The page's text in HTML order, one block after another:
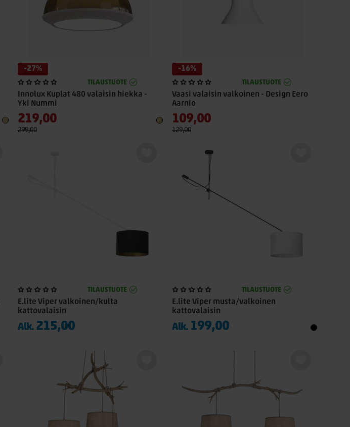
-27%
TILAUSTUOTE
Innolux Kuplat 480 valaisin hiekka -
Yki Nummi
219,00
299,00
-16%
TILAUSTUOTE
Vaasi valaisin valkoinen - Design Eero
Aarnio
109,00
129,00
TILAUSTUOTE
E.lite Viper valkoinen/kulta
kattovalaisin
Alk. 215,00
TILAUSTUOTE
E.lite Viper musta/valkoinen
kattovalaisin
Alk. 199,00